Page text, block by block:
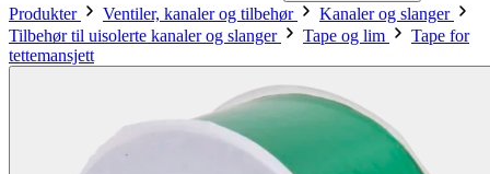
Produkter Ventiler, kanaler og tilbehør
Kanaler og slanger
Tilbehør til uisolerte kanaler og slanger
Tape og lim
Tape for
tettemansjett